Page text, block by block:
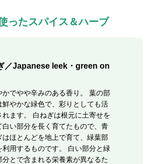
ったスパイス＆ハーブ
／Japanese leek・green on
かでやや辛みのある香り。 葉の部
鮮やかな緑色で、彩りとしても活
れます。 白ねぎは根元に土寄せを
白い部分を長く育てたもので、青
はほとんどを地上で育て、緑葉部
利用するものです。 白い部分と緑
分とで含まれる栄養素が異なるた